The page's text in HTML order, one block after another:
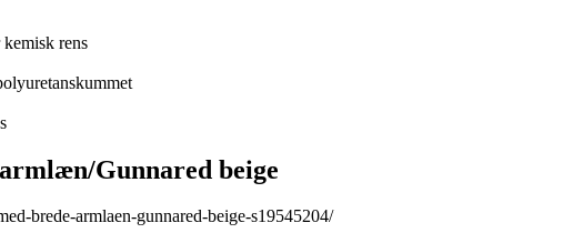
rens
Gunnared beige
brede-armlaen-gunnared-beige-s19545204/